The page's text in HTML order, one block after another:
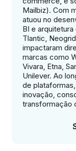
Mailbiz). Com
atuou no
BI e
Tlantic,
impactaram
marcas como
Vivara, Etna,
Unilever. Ao
de
inovação,
transformação